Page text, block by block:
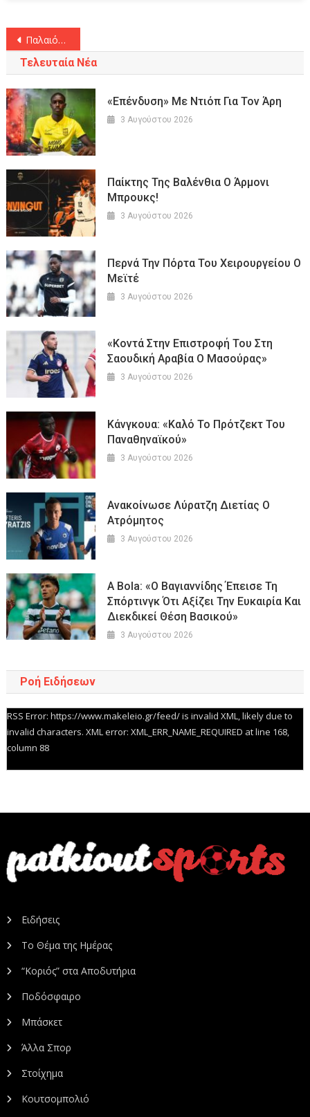
Πλοήγηση
άρθρων
Παλαιότερα άρθρα
Τελευταία Νέα
«Επένδυση» Με Ντιόπ Για Τον Άρη
3 Αυγούστου 2026
Παίκτης Της Βαλένθια Ο Άρμονι
Μπρουκς!
3 Αυγούστου 2026
Περνά Την Πόρτα Του Χειρουργείου Ο
Μεϊτέ
3 Αυγούστου 2026
«Κοντά Στην Επιστροφή Του Στη
Σαουδική Αραβία Ο Μασούρας»
3 Αυγούστου 2026
Κάνγκουα: «Καλό Το Πρότζεκτ Του
Παναθηναϊκού»
3 Αυγούστου 2026
Ανακοίνωσε Λύρατζη Διετίας Ο
Ατρόμητος
3 Αυγούστου 2026
A Bola: «Ο Βαγιαννίδης Έπεισε Τη
Σπόρτινγκ Ότι Αξίζει Την Ευκαιρία Και
Διεκδικεί Θέση Βασικού»
3 Αυγούστου 2026
Ροή Ειδήσεων
RSS Error: https://www.makeleio.gr/feed/ is invalid XML, likely due to
invalid characters. XML error: XML_ERR_NAME_REQUIRED at line 168,
column 88
Ειδήσεις
Το Θέμα της Ημέρας
“Κοριός” στα Αποδυτήρια
Ποδόσφαιρο
Μπάσκετ
Άλλα Σπορ
Στοίχημα
Κουτσομπολιό